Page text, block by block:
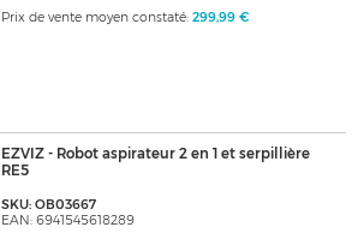
Prix de vente moyen constaté: 299,99 €
EZVIZ - Robot aspirateur 2 en 1 et serpillière
RE5
SKU: OB03667
EAN: 6941545618289